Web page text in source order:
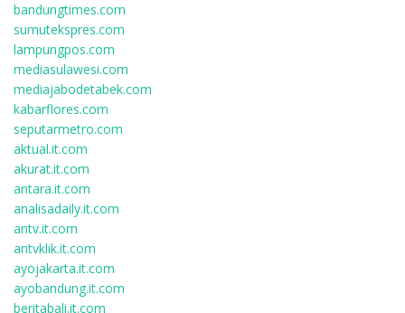
bandungtimes.com
sumutekspres.com
lampungpos.com
mediasulawesi.com
mediajabodetabek.com
kabarflores.com
seputarmetro.com
aktual.it.com
akurat.it.com
antara.it.com
analisadaily.it.com
antv.it.com
antvklik.it.com
ayojakarta.it.com
ayobandung.it.com
beritabali.it.com